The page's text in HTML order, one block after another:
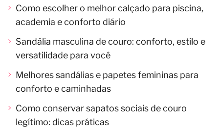
Como escolher o melhor calçado para piscina,
academia e conforto diário
Sandália masculina de couro: conforto, estilo e
versatilidade para você
Melhores sandálias e papetes femininas para
conforto e caminhadas
Como conservar sapatos sociais de couro
legítimo: dicas práticas